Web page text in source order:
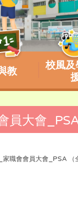
教
校風
大會_PSA
職會會員大會_PSA （